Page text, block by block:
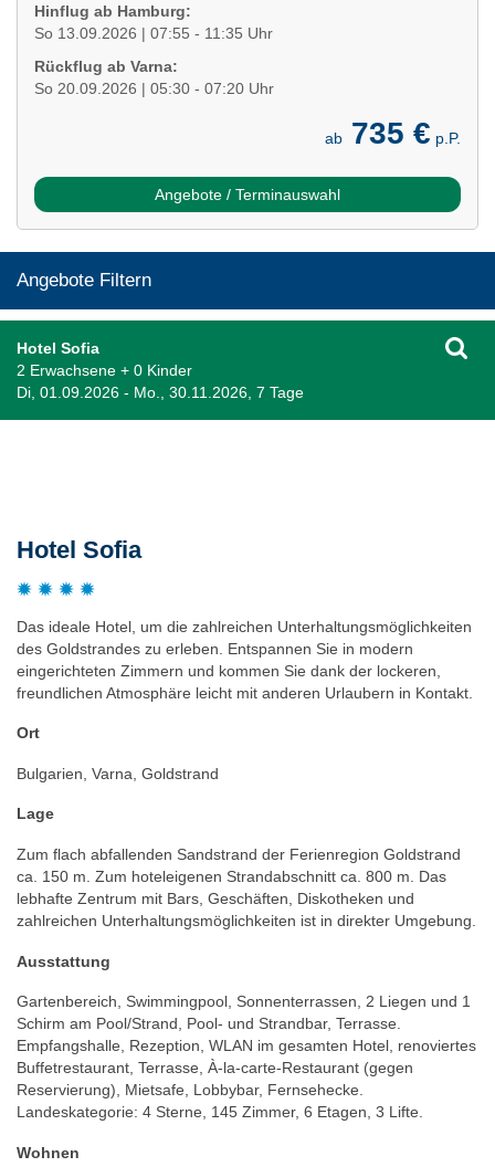
Hinflug ab Hamburg:
So 13.09.2026 | 07:55 - 11:35 Uhr
Rückflug ab Varna:
So 20.09.2026 | 05:30 - 07:20 Uhr
ab 735 € p.P.
Angebote / Terminauswahl
Angebote Filtern
Hotel Sofia
2 Erwachsene + 0 Kinder
Di, 01.09.2026 - Mo., 30.11.2026, 7 Tage
Hotel Sofia
Das ideale Hotel, um die zahlreichen Unterhaltungsmöglichkeiten
des Goldstrandes zu erleben. Entspannen Sie in modern
eingerichteten Zimmern und kommen Sie dank der lockeren,
freundlichen Atmosphäre leicht mit anderen Urlaubern in Kontakt.
Ort
Bulgarien, Varna, Goldstrand
Lage
Zum flach abfallenden Sandstrand der Ferienregion Goldstrand
ca. 150 m. Zum hoteleigenen Strandabschnitt ca. 800 m. Das
lebhafte Zentrum mit Bars, Geschäften, Diskotheken und
zahlreichen Unterhaltungsmöglichkeiten ist in direkter Umgebung.
Ausstattung
Gartenbereich, Swimmingpool, Sonnenterrassen, 2 Liegen und 1
Schirm am Pool/Strand, Pool- und Strandbar, Terrasse.
Empfangshalle, Rezeption, WLAN im gesamten Hotel, renoviertes
Buffetrestaurant, Terrasse, À-la-carte-Restaurant (gegen
Reservierung), Mietsafe, Lobbybar, Fernsehecke.
Landeskategorie: 4 Sterne, 145 Zimmer, 6 Etagen, 3 Lifte.
Wohnen